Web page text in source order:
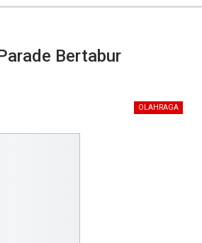
Bertabur
OLAHRAGA